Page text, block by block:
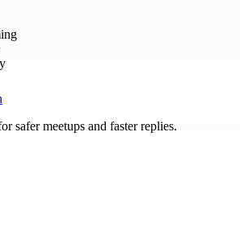
safer meetups and faster replies.